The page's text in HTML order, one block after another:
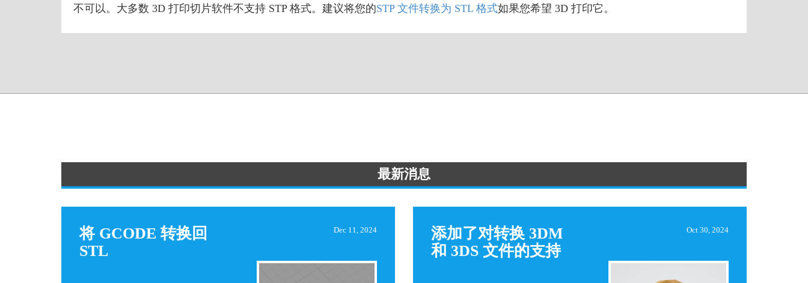
不可以。大多数 3D 打印切片软件不支持 STP 格式。建议将您的STP 文件转换为 STL 格式如果您希望 3D 打印它。
最新消息
将 GCODE 转换回
STL
Dec 11, 2024
添加了对转换 3DM
和 3DS 文件的支持
Oct 30, 2024